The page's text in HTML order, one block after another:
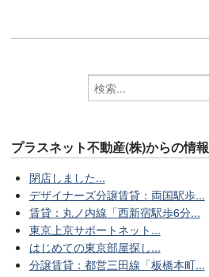
プラスネット不動産(株)からの情報
閉店しました...
デザイナーズ分譲賃貸：両国駅歩...
賃貸：丸ノ内線「西新宿駅歩6分...
東京上京サポートネット...
はじめての東京部屋探し...
分譲賃貸：都営三田線「板橋本町...